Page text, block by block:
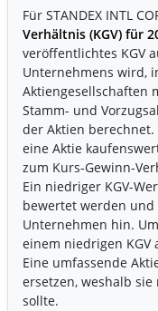
Für STANDEX INTL
Verhältnis (KGV) für
veröffentlichtes KGV
Unternehmens wird,
Aktiengesellschaften
Stamm- und
der Aktien berechnet.
eine Aktie
zum Kurs-Gewinn-
Ein niedriger KGV-
bewertet werden
Unternehmen hin.
einem niedrigen KGV
Eine umfassende
ersetzen, weshalb
sollte.